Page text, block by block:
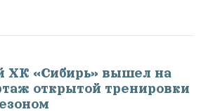
ХК «Сибирь» вышел на
открытой тренировки